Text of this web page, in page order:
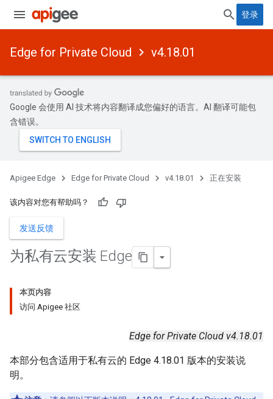
登录
Edge for Private Cloud v4.18.01
Google 会使用 AI 技术将内容翻译成您偏好的语言。AI 翻译可能包
含错误。
Apigee Edge Edge for Private Cloud v4.18.01 正在安装
该内容对您有帮助吗？
发送反馈
为私有云安装 Edge
本页内容
访问 Apigee 社区
Edge for Private Cloud v4.18.01
本部分包含适用于私有云的 Edge 4.18.01 版本的安装说
明。